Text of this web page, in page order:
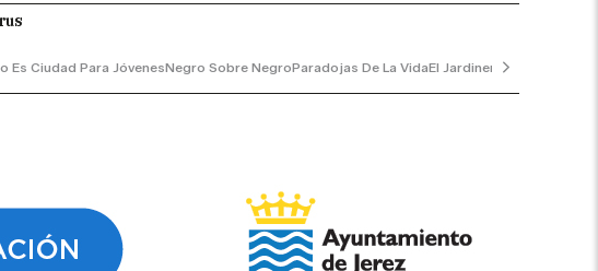
Es Ciudad Para JóvenesNegro Sobre NegroParadojas De La VidaEl Jardinero Tranquilo